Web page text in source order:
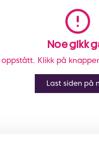
Noe gikk
Klikk på
Last siden på